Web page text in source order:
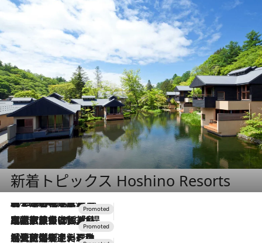
新着トピックス Hoshino Resorts
2026.8.7
【トンボの足水浴】ヒノキの香りに包まれて涼感マックス！約13℃の湧水かけ流しを避暑地「星野温泉 トンボの湯」で体験
2026.7.31
【ホテル帰省】という選択肢をOMOが提案。家族とほどよい距離を保つには「昼は実家、夜は気兼ねなくホテルで！」
2026.7.24
【夏限定ディナーコース】旬を迎える稚鮎や花ズッキーニなどをイタリア・トスカーナの郷土料理の手法で満喫！